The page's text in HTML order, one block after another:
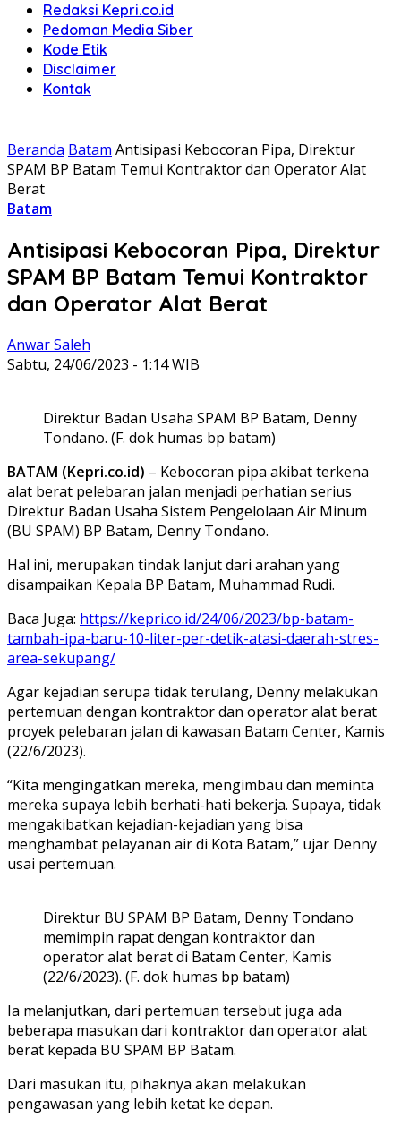
Redaksi Kepri.co.id
Pedoman Media Siber
Kode Etik
Disclaimer
Kontak
Beranda Batam Antisipasi Kebocoran Pipa, Direktur
SPAM BP Batam Temui Kontraktor dan Operator Alat
Berat
Batam
Antisipasi Kebocoran Pipa, Direktur
SPAM BP Batam Temui Kontraktor
dan Operator Alat Berat
Anwar Saleh
Sabtu, 24/06/2023 - 1:14 WIB
Direktur Badan Usaha SPAM BP Batam, Denny
Tondano. (F. dok humas bp batam)
BATAM (Kepri.co.id) – Kebocoran pipa akibat terkena
alat berat pelebaran jalan menjadi perhatian serius
Direktur Badan Usaha Sistem Pengelolaan Air Minum
(BU SPAM) BP Batam, Denny Tondano.
Hal ini, merupakan tindak lanjut dari arahan yang
disampaikan Kepala BP Batam, Muhammad Rudi.
Baca Juga: https://kepri.co.id/24/06/2023/bp-batam-
tambah-ipa-baru-10-liter-per-detik-atasi-daerah-stres-
area-sekupang/
Agar kejadian serupa tidak terulang, Denny melakukan
pertemuan dengan kontraktor dan operator alat berat
proyek pelebaran jalan di kawasan Batam Center, Kamis
(22/6/2023).
“Kita mengingatkan mereka, mengimbau dan meminta
mereka supaya lebih berhati-hati bekerja. Supaya, tidak
mengakibatkan kejadian-kejadian yang bisa
menghambat pelayanan air di Kota Batam,” ujar Denny
usai pertemuan.
Direktur BU SPAM BP Batam, Denny Tondano
memimpin rapat dengan kontraktor dan
operator alat berat di Batam Center, Kamis
(22/6/2023). (F. dok humas bp batam)
Ia melanjutkan, dari pertemuan tersebut juga ada
beberapa masukan dari kontraktor dan operator alat
berat kepada BU SPAM BP Batam.
Dari masukan itu, pihaknya akan melakukan
pengawasan yang lebih ketat ke depan.